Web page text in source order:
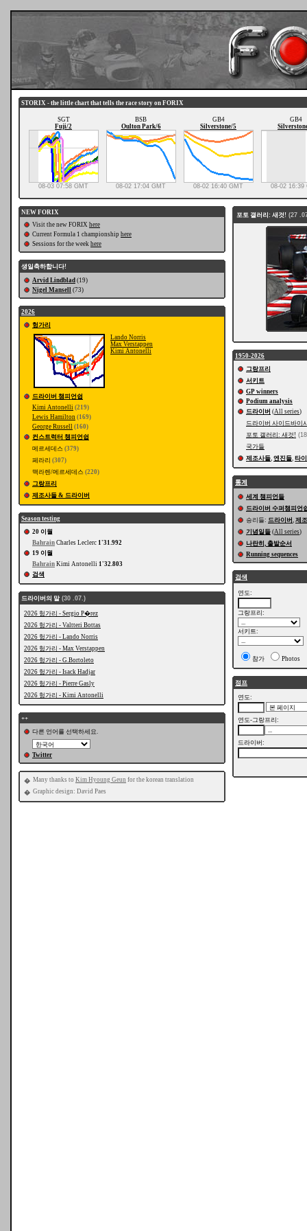
STORIX - the little chart that tells the race story on FORIX
SGT
Fuji/2
08-03 07:58 GMT
BSB
Oulton Park/6
08-02 17:04 GMT
GB4
Silverstone/5
08-02 16:40 GMT
GB4
08-02 16:39
NEW FORIX
Visit the new FORIX here
Current Formula 1 championship here
Sessions for the week here
생일축하합니다!
Arvid Lindblad (19)
Nigel Mansell (73)
2026
헝가리
Lando Norris
Max Verstappen
Kimi Antonelli
드라이버 챔피언쉽
Kimi Antonelli (219)
Lewis Hamilton (169)
George Russell (160)
컨스트럭터 챔피언쉽
메르세데스 (379)
페라리 (307)
맥라렌/메르세데스 (220)
그랑프리
제조사들 & 드라이버
Season testing
20 이월
Bahrain Charles Leclerc 1'31.992
19 이월
Bahrain Kimi Antonelli 1'32.803
검색
드라이버의 말(30 .07.)
2026 헝가리 - Sergio P�rez
2026 헝가리 - Valtteri Bottas
2026 헝가리 - Lando Norris
2026 헝가리 - Max Verstappen
2026 헝가리 - G.Bortoleto
2026 헝가리 - Isack Hadjar
2026 헝가리 - Pierre Gasly
2026 헝가리 - Kimi Antonelli
++
다른 언어를 선택하세요.
Twitter
� Many thanks to Kim Hyoung Geun for the korean translation
� Graphic design: David Paes
포토 갤러리: 새것! (27
1950-2026
그랑프리
서키트
GP winners
Podium analysis
드라이버 (All series)
드라이버 사이드바이
포토 갤러리: 새것!
국가들
제조사들, 엔진들, 타
통계
세계 챔피언들
드라이버 수퍼챔피언
승리들: 드라이버 , 제
기념일들 (All series)
나란히, 출발순서
Running sequences
검색
연도:
그랑프리:
서키트:
참가 Photos
점프
연도:
연도-그랑프리:
드라이버: